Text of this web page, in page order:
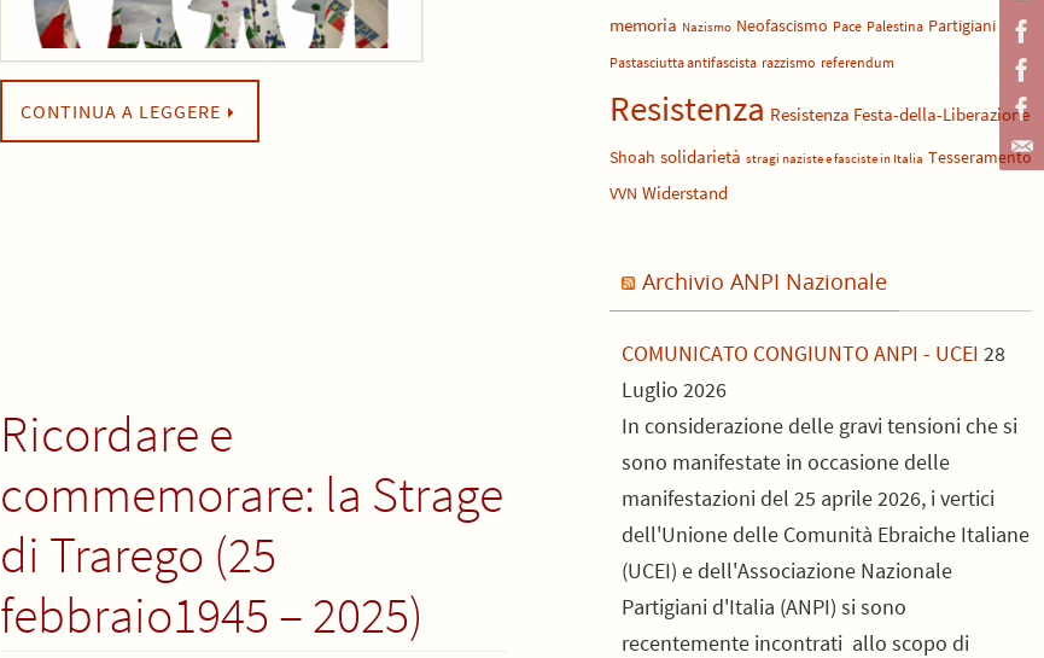
CONTINUA A LEGGERE
Ricordare e
commemorare: la Strage
di Trarego (25
febbraio1945 – 2025)
memoria Nazismo Neofascismo Pace Palestina Partigiani
Pastasciutta antifascista razzismo referendum
Resistenza Resistenza Festa-della-Liberazione
Shoah solidarietà stragi naziste e fasciste in Italia Tesseramento
VVN Widerstand
Archivio ANPI Nazionale
COMUNICATO CONGIUNTO ANPI - UCEI 28
Luglio 2026
In considerazione delle gravi tensioni che si
sono manifestate in occasione delle
manifestazioni del 25 aprile 2026, i vertici
dell'Unione delle Comunità Ebraiche Italiane
(UCEI) e dell'Associazione Nazionale
Partigiani d'Italia (ANPI) si sono
recentemente incontrati allo scopo di